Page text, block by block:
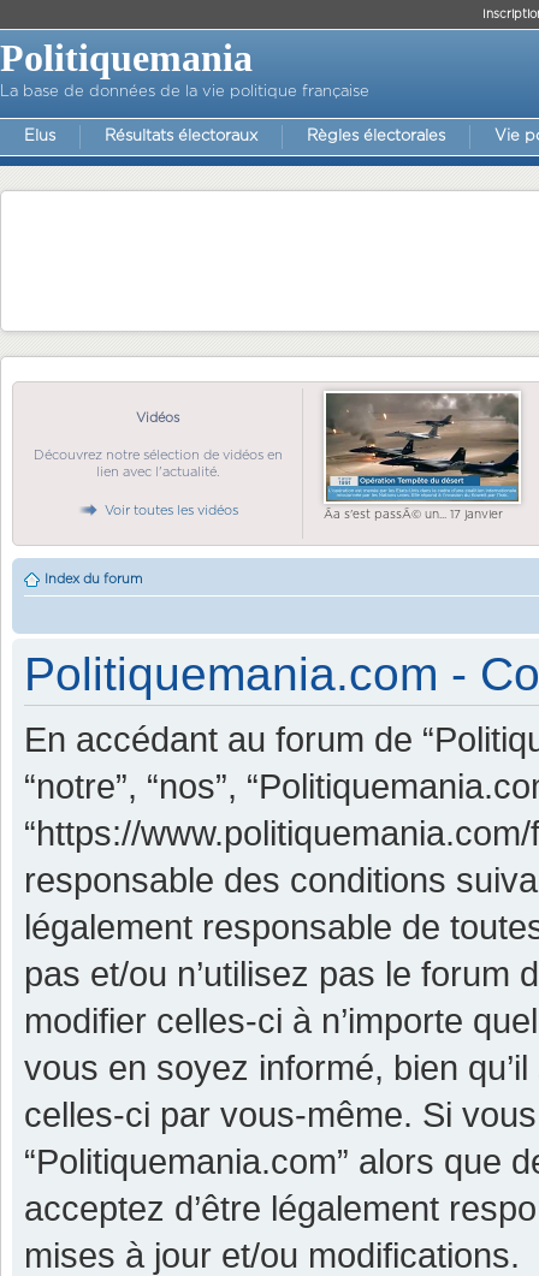
Politiquemania
La base de données de la vie politique française
Elus Résultats électoraux Règles électorales Vie
Vidéos
Découvrez notre sélection de vidéos en
lien avec l'actualité.
Voir toutes les vidéos Ãa s'est passÃ© un... 17 janvier
Index du forum
Politiquemania.com -
En accédant au forum de
“notre”, “nos”,
“https://
responsable des conditions
légalement responsable de
pas et/ou n’utilisez pas le forum
modifier celles-ci à n’importe
vous en soyez informé, bien
celles-ci par vous-même. Si
“Politiquemania.com” alors que
acceptez d’être légalement
mises à jour et/ou modifications.